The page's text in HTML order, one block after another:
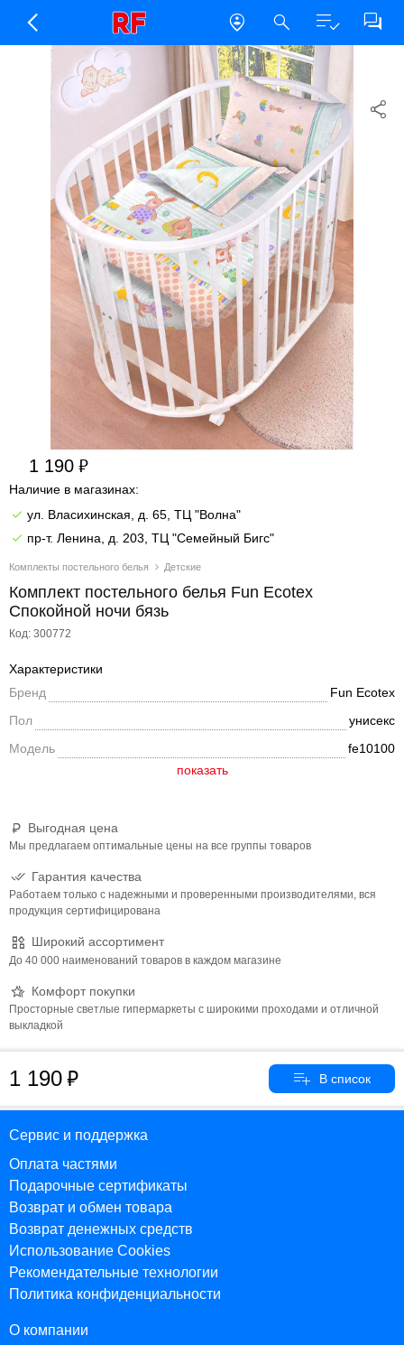
Комплекты постельного белья Детские
Комплект постельного белья Fun Ecotex
Спокойной ночи бязь
Код: 300772
1 190
Наличие в магазинах:
ул. Власихинская, д. 65, ТЦ "Волна"
пр-т. Ленина, д. 203, ТЦ "Семейный Бигс"
Выгодная цена
Мы предлагаем оптимальные цены на все группы товаров
Гарантия качества
Работаем только с надежными и проверенными производителями, вся
продукция сертифицирована
Широкий ассортимент
До 40 000 наименований товаров в каждом магазине
Комфорт покупки
Просторные светлые гипермаркеты с широкими проходами и отличной
выкладкой
Характеристики
Бренд
Fun Ecotex
Пол
унисекс
Модель
fe10100
1 190
Сервис и поддержка
Оплата частями
Подарочные сертификаты
Возврат и обмен товара
Возврат денежных средств
Использование Cookies
Рекомендательные технологии
Политика конфиденциальности
О компании